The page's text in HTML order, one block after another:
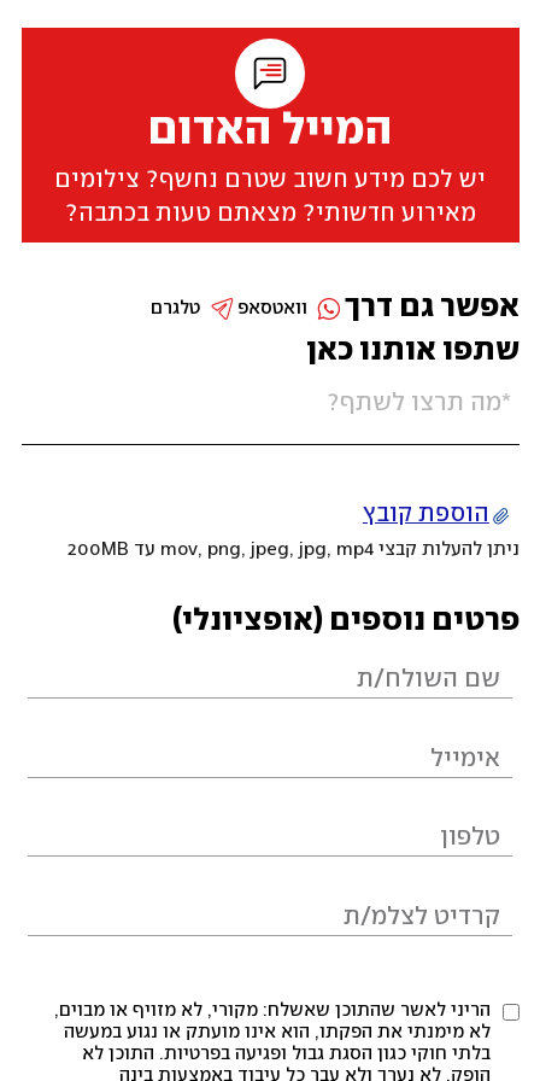
המייל האדום
יש לכם מידע חשוב שטרם נחשף? צילומים
מאירוע חדשותי? מצאתם טעות בכתבה?
שתפו אותנו כאן
הוספת קובץ
ניתן להעלות קבצי mov, png, jpeg, jpg, mp4 עד 200MB
פרטים נוספים (אופציונלי)
הריני לאשר שהתוכן שאשלח: מקורי, לא מזויף או מבוים,
לא מימנתי את הפקתו, הוא אינו מועתק או נגוע במעשה
בלתי חוקי כגון הסגת גבול ופגיעה בפרטיות. התוכן לא
הופק, לא נערך ולא עבר כל עיבוד באמצעות בינה
אפשר גם דרך טלגרם וואטסאפ